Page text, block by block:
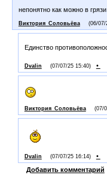
непонятно как можно в
Виктория_Соловьёва (06/07/
Единство
Dvalin (07/07/25 15:40) •
Виктория_Соловьёва (07/
Dvalin (07/07/25 16:14)
•
Добавить комментарий